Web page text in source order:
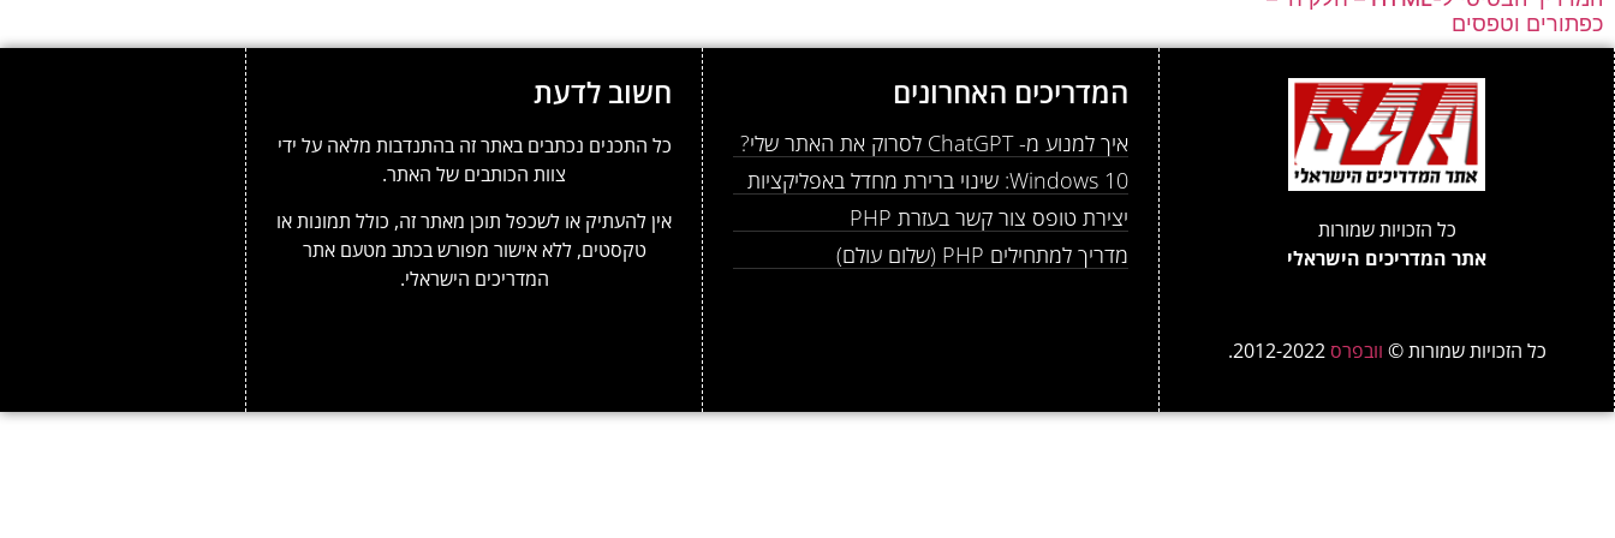
כפתורים וטפסים
כל הזכויות שמורות
אתר המדריכים הישראלי
כל הזכויות שמורות © וובפרס 2012-2022.
המדריכים האחרונים
איך למנוע מ- ChatGPT לסרוק את האתר שלי?
Windows 10: שינוי ברירת מחדל באפליקציות
יצירת טופס צור קשר בעזרת PHP
מדריך למתחילים PHP (שלום עולם)
חשוב לדעת
כל התכנים נכתבים באתר זה בהתנדבות מלאה על ידי
צוות הכותבים של האתר.
אין להעתיק או לשכפל תוכן מאתר זה, כולל תמונות או
טקסטים, ללא אישור מפורש בכתב מטעם אתר
המדריכים הישראלי.